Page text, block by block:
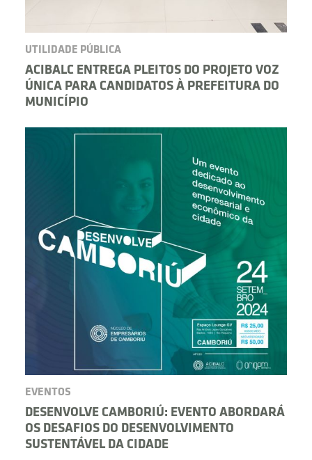
UTILIDADE PÚBLICA
ACIBALC ENTREGA PLEITOS DO PROJETO VOZ
ÚNICA PARA CANDIDATOS À PREFEITURA DO
MUNICÍPIO
EVENTOS
DESENVOLVE CAMBORIÚ: EVENTO ABORDARÁ
OS DESAFIOS DO DESENVOLVIMENTO
SUSTENTÁVEL DA CIDADE